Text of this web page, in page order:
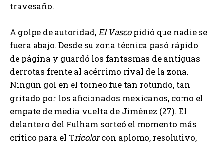
travesaño.
A golpe de autoridad,El Vascopidió que nadie se
fuera abajo. Desde su zona técnica pasó rápido
de página y guardó los fantasmas de antiguas
derrotas frente al acérrimo rival de la zona.
Ningún gol en el torneo fue tan rotundo, tan
gritado por los aficionados mexicanos, como el
empate de media vuelta de Jiménez (27). El
delantero del Fulham sorteó el momento más
crítico para el Tricolorcon aplomo, resolutivo,